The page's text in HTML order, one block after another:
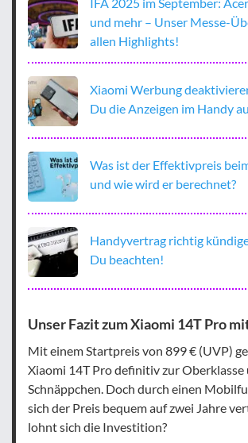
und mehr – Unser Messe-
allen Highlights!
Xiaomi Werbung
Du die Anzeigen im Handy
Was ist der Effektivpreis
und wie wird er berechnet?
Handyvertrag richtig
Du beachten!
Unser Fazit zum Xiaomi 14T Pro
Mit einem Startpreis von 899 € (UVP)
Xiaomi 14T Pro definitiv zur Oberklasse
Schnäppchen. Doch durch einen
sich der Preis bequem auf zwei Jahre
lohnt sich die Investition?